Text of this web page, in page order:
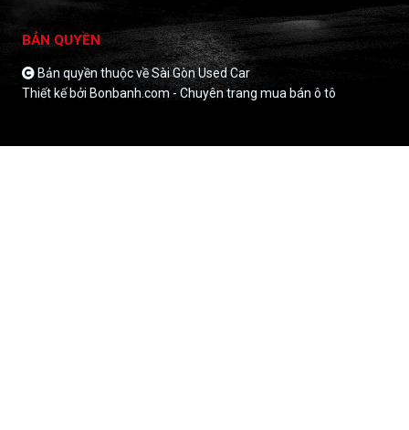
BẢN QUYỀN
Bản quyền thuộc về Sài Gòn Used Car
Thiết kế bởi Bonbanh.com - Chuyên trang mua bán ô tô